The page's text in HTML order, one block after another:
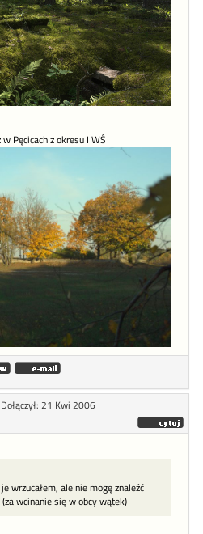
Pęcicach z okresu I WŚ
Dołączył: 21 Kwi 2006
wrzucałem, ale nie mogę znaleźć
wcinanie się w obcy wątek)